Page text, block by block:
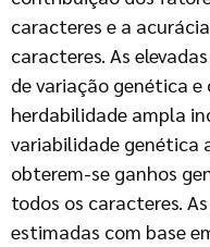
caracteres e a
caracteres. As
de variação genética
herdabilidade ampla
variabilidade genética
obterem-se ganhos
todos os caracteres.
estimadas com base